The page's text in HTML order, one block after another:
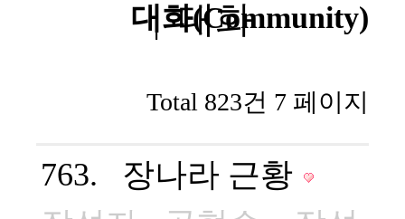
|대화
대화(Community)
Total 823건 7 페이지
763. 장나라 근황